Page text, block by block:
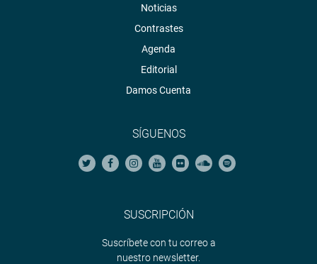
Noticias
Contrastes
Agenda
Editorial
Damos Cuenta
SÍGUENOS
SUSCRIPCIÓN
Suscríbete con tu correo a
nuestro newsletter.